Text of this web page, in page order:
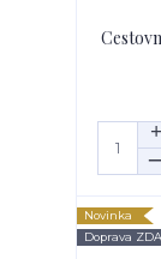
Novinka
Doprava